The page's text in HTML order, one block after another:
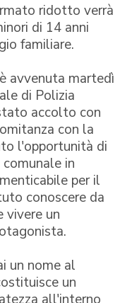
ridotto verrà
di 14 anni
familiare.
avvenuta martedì
di Polizia
accolto con
con la
l'opportunità di
in
per il
conoscere da
vivere un
un nome al
un
all'interno